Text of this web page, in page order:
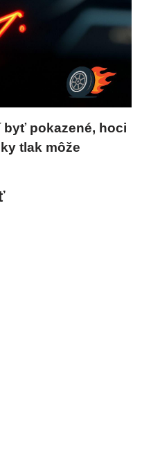
byť pokazené, hoci
tlak môže